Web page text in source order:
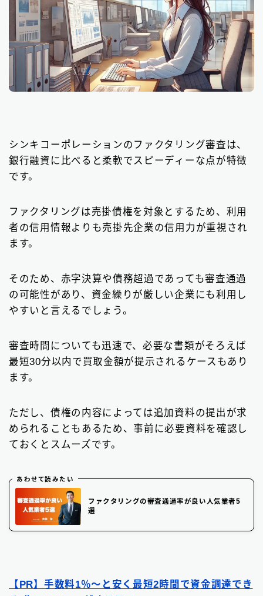
シンキコーポレーションのファクタリング審査は、
銀行融資に比べると柔軟でスピーディーな点が特徴
です。
ファクタリングは売掛債権を対象とするため、利用
者の信用情報よりも売掛先企業の信用力が重視され
ます。
そのため、赤字決算や債務超過であっても審査通過
の可能性があり、資金繰りが厳しい企業にも利用し
やすいと言えるでしょう。
審査時間についても迅速で、必要な書類がそろえば
最短30分以内で買取金額が提示されるケースもあり
ます。
ただし、債権の内容によっては追加資料の提出が求
められることもあるため、事前に必要資料を確認し
ておくとスムーズです。
あわせて読みたい
ファクタリングの審査通過率が良い人気業者5
選
【PR】手数料1％〜と安く最短2時間で資金調達でき